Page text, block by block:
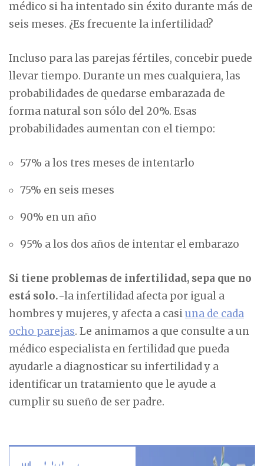
médico si ha intentado sin éxito durante más de
seis meses. ¿Es frecuente la infertilidad?
Incluso para las parejas fértiles, concebir puede
llevar tiempo. Durante un mes cualquiera, las
probabilidades de quedarse embarazada de
forma natural son sólo del 20%. Esas
probabilidades aumentan con el tiempo:
57% a los tres meses de intentarlo
75% en seis meses
90% en un año
95% a los dos años de intentar el embarazo
Si tiene problemas de infertilidad, sepa que no
está solo.-la infertilidad afecta por igual a
hombres y mujeres, y afecta a casiuna de cada
ocho parejas. Le animamos a que consulte a un
médico especialista en fertilidad que pueda
ayudarle a diagnosticar su infertilidad y a
identificar un tratamiento que le ayude a
cumplir su sueño de ser padre.